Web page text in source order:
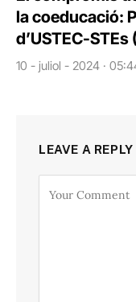
la coeducació:
d’USTEC-STEs
10 - juliol - 2024 ·
LEAVE A REPLY